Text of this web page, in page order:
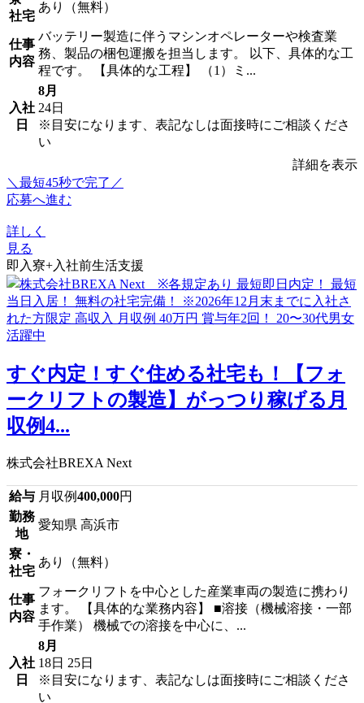
社宅
あり（無料）
仕事
内容
バッテリー製造に伴うマシンオペレーターや検査業
務、製品の梱包運搬を担当します。 以下、具体的な工
程です。 【具体的な工程】 （1）ミ...
入社
日
8月
24日
※目安になります、表記なしは面接時にご相談くださ
い
詳細を表示
＼最短45秒で完了／
応募へ進む
詳しく
見る
即入寮+入社前生活支援
すぐ内定！すぐ住める社宅も！【フォ
ークリフトの製造】がっつり稼げる月
収例4...
株式会社BREXA Next
給与 月収例400,000円
勤務
地
愛知県 高浜市
寮・
社宅
あり（無料）
仕事
内容
フォークリフトを中心とした産業車両の製造に携わり
ます。 【具体的な業務内容】 ■溶接（機械溶接・一部
手作業） 機械での溶接を中心に、...
入社
日
8月
18日 25日
※目安になります、表記なしは面接時にご相談くださ
い